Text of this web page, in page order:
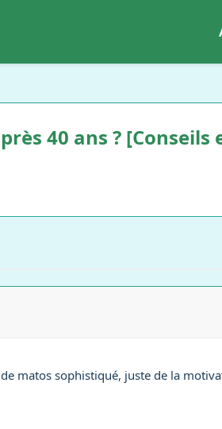
40 ans ? [Conseils
matos sophistiqué, juste de la